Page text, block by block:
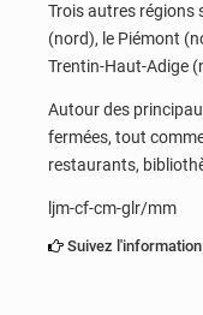
Trois autres régions
(nord), le Piémont
Trentin-Haut-Adige
Autour des
fermées, tout
restaurants,
ljm-cf-cm-glr/mm
Suivez